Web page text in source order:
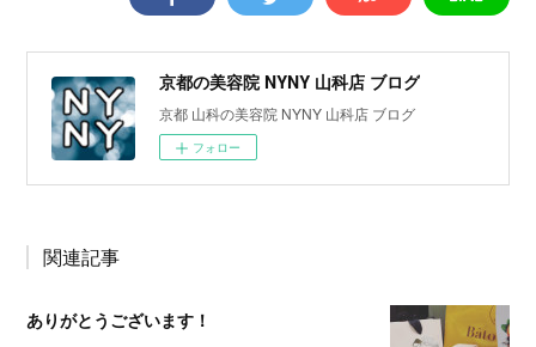
京都の美容院 NYNY 山科店 ブログ
京都 山科の美容院 NYNY 山科店 ブログ
フォロー
関連記事
ありがとうございます！